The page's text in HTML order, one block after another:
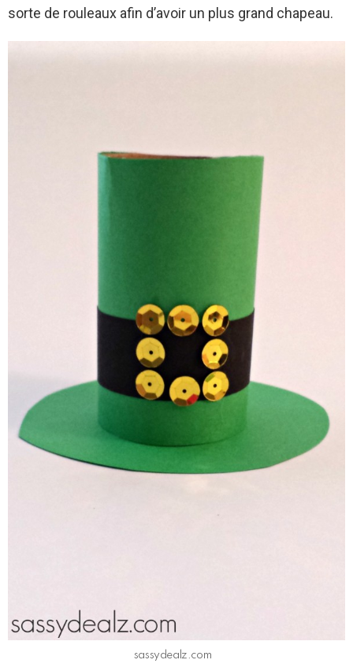
sorte de rouleaux afin d’avoir un plus grand chapeau.
sassydealz.com